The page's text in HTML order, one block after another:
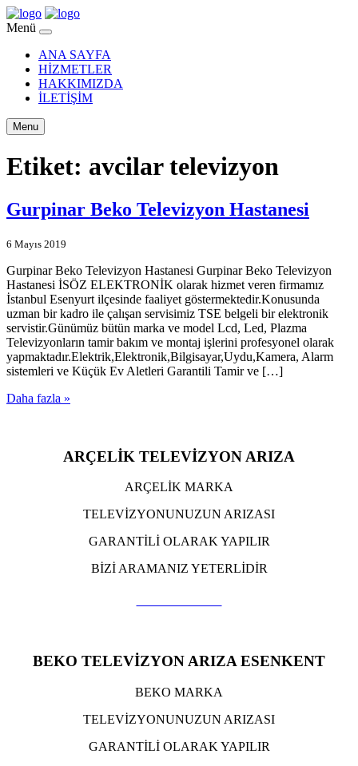
Menü
ANA SAYFA
HİZMETLER
HAKKIMIZDA
İLETİŞİM
Menu
Etiket: avcilar televizyon
Gurpinar Beko Televizyon Hastanesi
6 Mayıs 2019
Gurpinar Beko Televizyon Hastanesi Gurpinar Beko Televizyon
Hastanesi İSÖZ ELEKTRONİK olarak hizmet veren firmamız
İstanbul Esenyurt ilçesinde faaliyet göstermektedir.Konusunda
uzman bir kadro ile çalışan servisimiz TSE belgeli bir elektronik
servistir.Günümüz bütün marka ve model Lcd, Led, Plazma
Televizyonların tamir bakım ve montaj işlerini profesyonel olarak
yapmaktadır.Elektrik,Elektronik,Bilgisayar,Uydu,Kamera, Alarm
sistemleri ve Küçük Ev Aletleri Garantili Tamir ve […]
Daha fazla »
ARÇELİK TELEVİZYON ARIZA
ARÇELİK MARKA
TELEVİZYONUNUZUN ARIZASI
GARANTİLİ OLARAK YAPILIR
BİZİ ARAMANIZ YETERLİDİR
BEKO TELEVİZYON ARIZA ESENKENT
BEKO MARKA
TELEVİZYONUNUZUN ARIZASI
GARANTİLİ OLARAK YAPILIR